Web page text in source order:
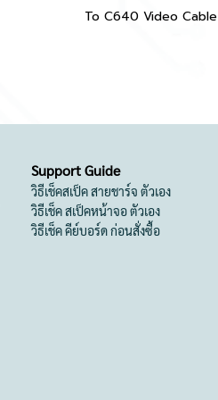
To C640 Video Cable
Support Guide
วิธีเช็คสเป็ค สายชาร์จ ตัวเอง
วิธีเช็ค สเป็คหน้าจอ ตัวเอง
วิธีเช็ค คีย์บอร์ด ก่อนสั่งซื้อ